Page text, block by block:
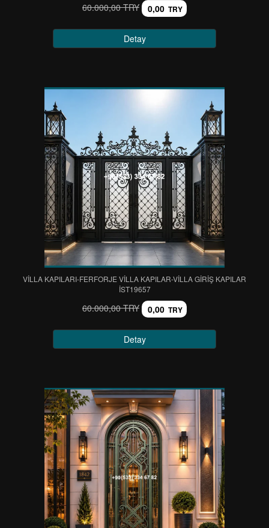
60.000,00 TRY 0,00 TRY
Detay
VİLLA KAPILARI-FERFORJE VİLLA KAPILAR-VİLLA GİRİŞ KAPILAR
IST19657
60.000,00 TRY 0,00 TRY
Detay